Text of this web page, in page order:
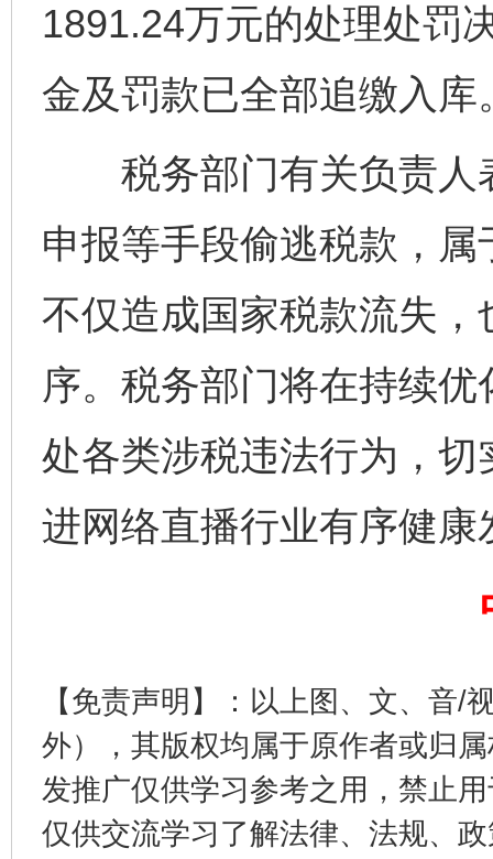
1891.24万元的处理处罚
金及罚款已全部追缴入库
税务部门有关负责人
申报等手段偷逃税款，
不仅造成国家税款流失
序。税务部门将在持续
处各类涉税违法行为，
进网络直播行业有序健康
【免责声明】：以上图、文、音/
外），其版权均属于原作者或归
发推广仅供学习参考之用，禁止
仅供交流学习了解法律、法规、
完善运行机制助力责任有效落实 一纸欠
东山县通报“牛蛙产品抗生素超标问题”
千年窑火 生生不息 一